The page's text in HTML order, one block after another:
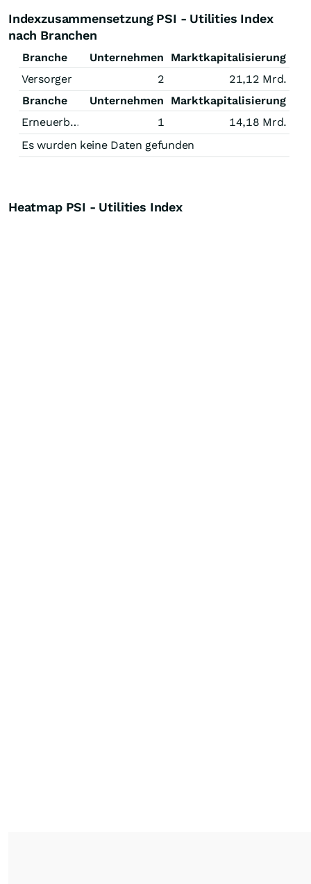
Indexzusammensetzung PSI - Utilities Index
nach Branchen
Branche Unternehmen
Marktkapitalisierung
Versorger
2
21,12 Mrd.
Branche
Unternehmen
Marktkapitalisierung
Erneuerbare Energien
1
14,18 Mrd.
Es wurden keine Daten gefunden
Heatmap PSI - Utilities Index